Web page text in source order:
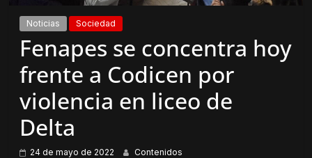
Noticias Sociedad
Fenapes se concentra hoy
frente a Codicen por
violencia en liceo de
Delta
24 de mayo de 2022 Contenidos